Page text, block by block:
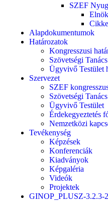
SZEF
Alapdokumentumok
Határozatok
Kongresszusi
Szövetségi
Ügyvivő Testület
Szervezet
SZEF
Szövetségi Tanács
Ügyvivő Testület
Érdekegyeztetés
Nemzetközi
Tevékenység
Képzések
Konferenciák
Kiadványok
Képgaléria
Videók
Projektek
GINOP_PLUSZ-3.2.3-